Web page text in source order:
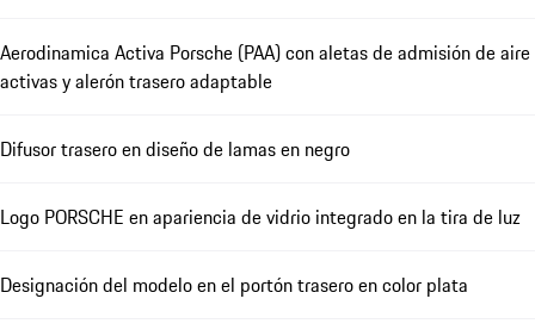
Aerodinamica Activa Porsche (PAA) con aletas de admisión de aire
activas y alerón trasero adaptable
Difusor trasero en diseño de lamas en negro
Logo PORSCHE en apariencia de vidrio integrado en la tira de luz
Designación del modelo en el portón trasero en color plata